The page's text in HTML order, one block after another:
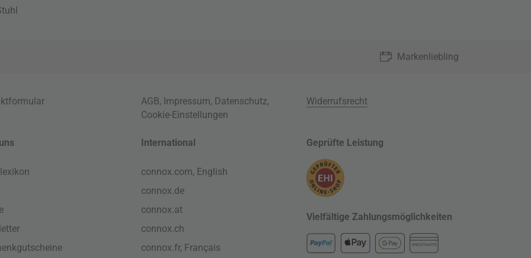
Markenliebling
AGB, Impressum, Datenschutz,
Cookie-Einstellungen
Widerrufsrecht
International
connox.com, English
connox.de
connox.at
connox.ch
connox.fr, Français
Geprüfte Leistung
Vielfältige Zahlungsmöglichkeiten
KREDITKARTE